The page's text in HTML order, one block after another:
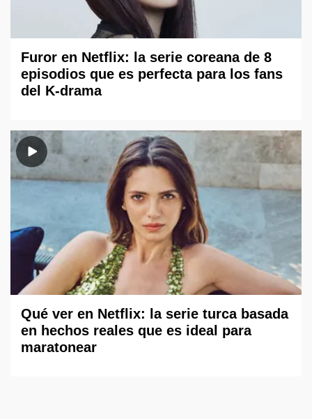
Furor en Netflix: la serie coreana de 8
episodios que es perfecta para los fans
del K-drama
Qué ver en Netflix: la serie turca basada
en hechos reales que es ideal para
maratonear